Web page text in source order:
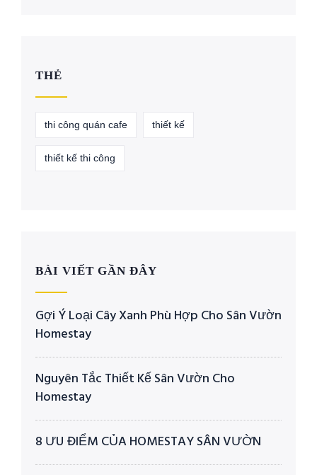
THẺ
thi công quán cafe thiết kế
thiết kế thi công
BÀI VIẾT GẦN ĐÂY
Gợi Ý Loại Cây Xanh Phù Hợp Cho Sân Vườn
Homestay
Nguyên Tắc Thiết Kế Sân Vườn Cho
Homestay
8 ƯU ĐIỂM CỦA HOMESTAY SÂN VƯỜN